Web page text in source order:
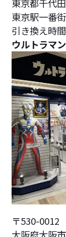
東京都千代
東京駅一番
引き換え時
ウルトラマ
〒530-0012
大阪府大阪